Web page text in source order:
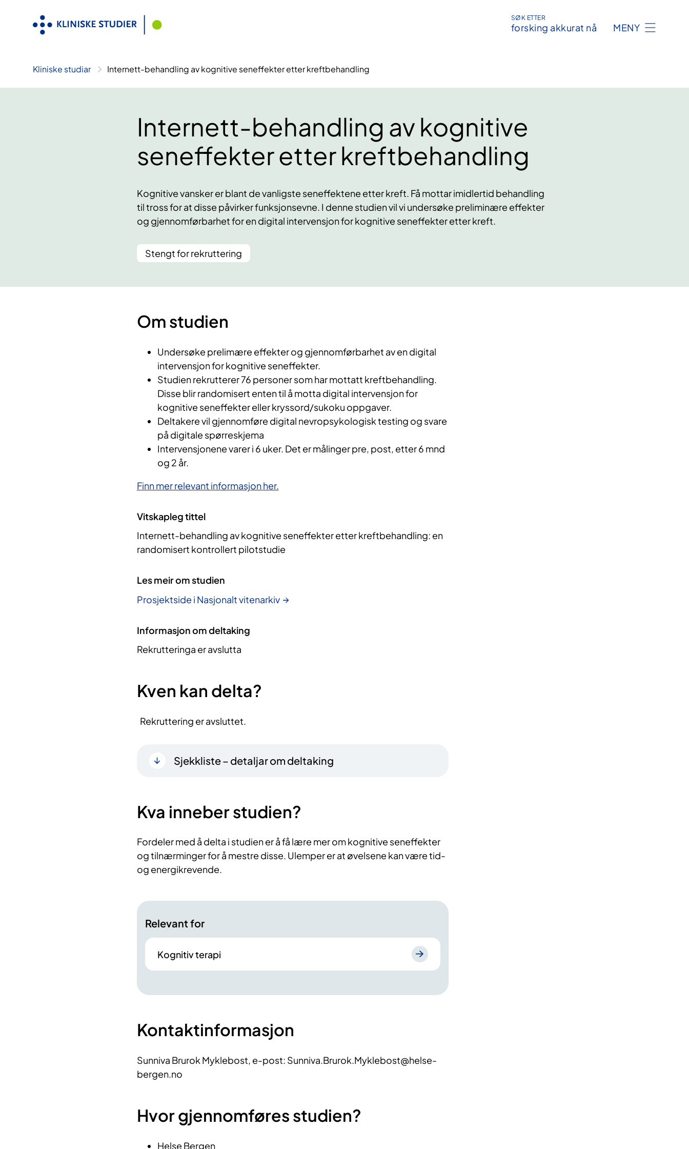
SØK ETTER
forsking akkurat nå MENY
Kliniske studiar Internett-behandling av kognitive seneffekter etter kreftbehandling
Internett-behandling av kognitive
seneffekter etter kreftbehandling
Kognitive vansker er blant de vanligste seneffektene etter kreft. Få mottar imidlertid behandling
til tross for at disse påvirker funksjonsevne. I denne studien vil vi undersøke preliminære effekter
og gjennomførbarhet for en digital intervensjon for kognitive seneffekter etter kreft.
Stengt for rekruttering
Om studien
Undersøke prelimære effekter og gjennomførbarhet av en digital
intervensjon for kognitive seneffekter.
Studien rekrutterer 76 personer som har mottatt kreftbehandling.
Disse blir randomisert enten til å motta digital intervensjon for
kognitive seneffekter eller kryssord/sukoku oppgaver.
Deltakere vil gjennomføre digital nevropsykologisk testing og svare
på digitale spørreskjema
Intervensjonene varer i 6 uker. Det er målinger pre, post, etter 6 mnd
og 2 år.
Finn mer relevant informasjon her.
Vitskapleg tittel
Internett-behandling av kognitive seneffekter etter kreftbehandling: en
randomisert kontrollert pilotstudie
Les meir om studien
Prosjektside i Nasjonalt vitenarkiv
Informasjon om deltaking
Rekrutteringa er avslutta
Kven kan delta?
Rekruttering er avsluttet.
Sjekkliste – detaljar om deltaking
Kva inneber studien?
Fordeler med å delta i studien er å få lære mer om kognitive seneffekter
og tilnærminger for å mestre disse. Ulemper er at øvelsene kan være tid-
og energikrevende.
Relevant for
Kognitiv terapi
Kontaktinformasjon
Sunniva Brurok Myklebost, e-post: Sunniva.Brurok.Myklebost@helse-
bergen.no
Hvor gjennomføres studien?
Helse Bergen